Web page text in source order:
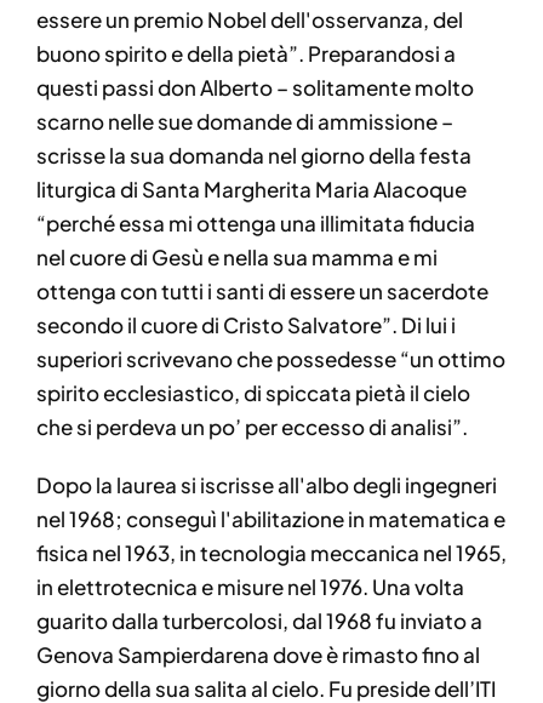
essere un premio Nobel dell'osservanza, del
buono spirito e della pietà”. Preparandosi a
questi passi don Alberto – solitamente molto
scarno nelle sue domande di ammissione –
scrisse la sua domanda nel giorno della festa
liturgica di Santa Margherita Maria Alacoque
“perché essa mi ottenga una illimitata fiducia
nel cuore di Gesù e nella sua mamma e mi
ottenga con tutti i santi di essere un sacerdote
secondo il cuore di Cristo Salvatore”. Di lui i
superiori scrivevano che possedesse “un ottimo
spirito ecclesiastico, di spiccata pietà il cielo
che si perdeva un po’ per eccesso di analisi”.
Dopo la laurea si iscrisse all'albo degli ingegneri
nel 1968; conseguì l'abilitazione in matematica e
fisica nel 1963, in tecnologia meccanica nel 1965,
in elettrotecnica e misure nel 1976. Una volta
guarito dalla turbercolosi, dal 1968 fu inviato a
Genova Sampierdarena dove è rimasto fino al
giorno della sua salita al cielo. Fu preside dell’ITI